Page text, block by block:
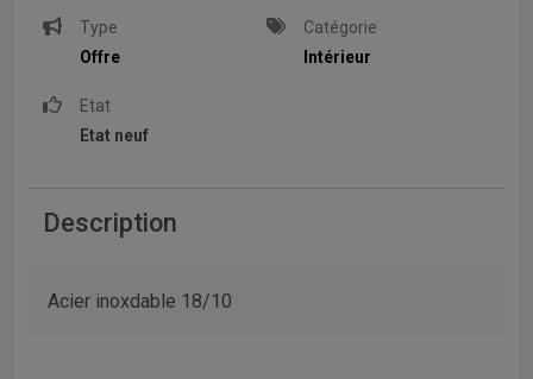
Type
Offre
Catégorie
Intérieur
Etat
Etat neuf
Description
Acier inoxdable 18/10